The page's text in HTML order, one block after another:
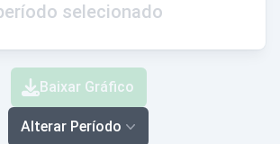
selecionado
Baixar Gráfico
Alterar Período